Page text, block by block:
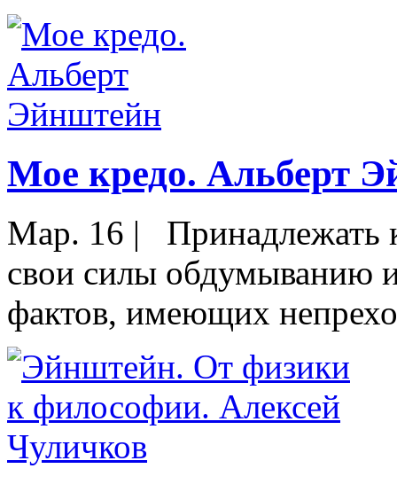
Мое кредо. Альберт
Мар. 16 |
Принадлежать
свои силы обдумыванию
фактов, имеющих